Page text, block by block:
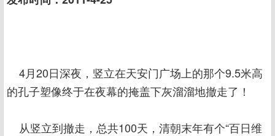
4月20日深夜，竖立在天安门广场上的那个9.5米高
的孔子塑像终于在夜幕的掩盖下灰溜溜地撤走了！
从竖立到撤走，总共100天，清朝末年有个“百日维